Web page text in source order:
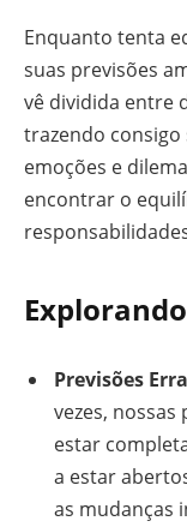
Enquanto tenta
suas previsões
vê dividida entre
trazendo
emoções e
encontrar o
Previsões
vezes,
estar
a estar
as mudanças